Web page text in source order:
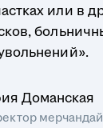
или в
Доманская